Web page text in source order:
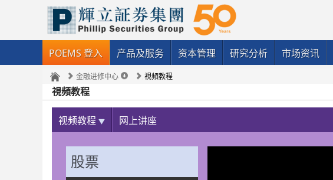
POEMS 登入 产品及服务 资本管理 研究分析 市场资讯
金融进修中心 視頻教程
視頻教程
视频教程 网上讲座
股票